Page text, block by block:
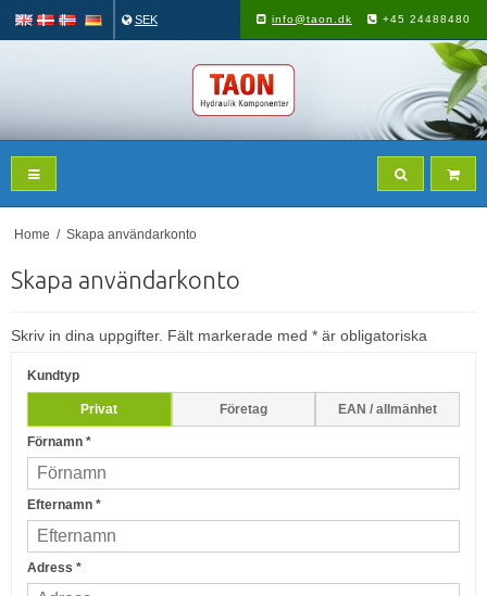
SEK info@taon.dk +45 24488480
Home / Skapa användarkonto
Skapa användarkonto
Skriv in dina uppgifter. Fält markerade med * är obligatoriska
Kundtyp
Privat Företag EAN / allmänhet
Förnamn *
Efternamn *
Adress *